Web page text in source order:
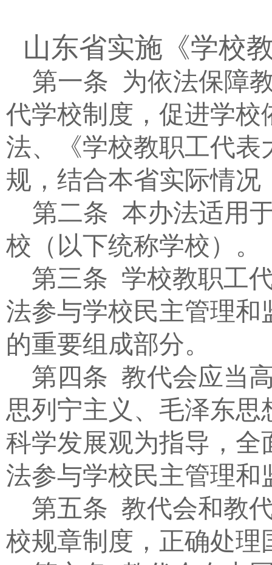
山东省实施《学校
第一条 为依法保障
代学校制度，促进学
法、《学校教职工代
规，结合本省实际情况
第二条 本办法适用
校（以下统称学校）。
第三条 学校教职工
法参与学校民主管理
的重要组成部分。
第四条 教代会应当
思列宁主义、毛泽东思
科学发展观为指导，
法参与学校民主管理
第五条 教代会和教
校规章制度，正确处